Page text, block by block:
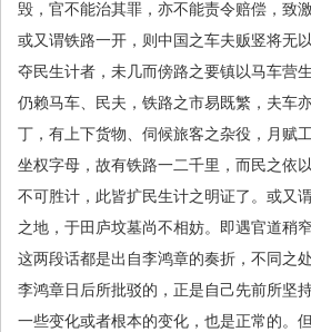
毁，官不能治其罪，亦不能责令赔偿，致激
或又谓铁路一开，则中国之车夫贩竖将无
夺民生计者，未几而傍路之要镇以马车营
仍赖马车、民夫，铁路之市易既繁，夫车
丁，有上下货物、伺候旅客之杂役，月赋
坐权字母，故有铁路一二千里，而民之依
不可胜计，此皆扩民生计之明证了。或又
之地，于田庐坟墓尚不相妨。即遇官道稍
这两段话都是出自李鸿章的奏折，不同之
李鸿章日后所批驳的，正是自己先前所坚
一些变化或者根本的变化，也是正常的。